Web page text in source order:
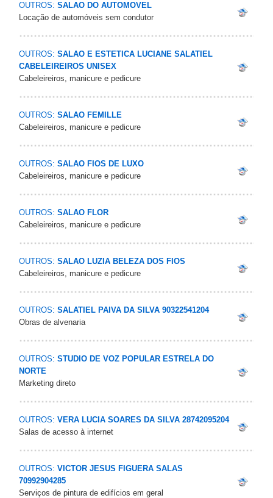
OUTROS: SALAO DO AUTOMOVEL
Locação de automóveis sem condutor
OUTROS: SALAO E ESTETICA LUCIANE SALATIEL
CABELEIREIROS UNISEX
Cabeleireiros, manicure e pedicure
OUTROS: SALAO FEMILLE
Cabeleireiros, manicure e pedicure
OUTROS: SALAO FIOS DE LUXO
Cabeleireiros, manicure e pedicure
OUTROS: SALAO FLOR
Cabeleireiros, manicure e pedicure
OUTROS: SALAO LUZIA BELEZA DOS FIOS
Cabeleireiros, manicure e pedicure
OUTROS: SALATIEL PAIVA DA SILVA 90322541204
Obras de alvenaria
OUTROS: STUDIO DE VOZ POPULAR ESTRELA DO
NORTE
Marketing direto
OUTROS: VERA LUCIA SOARES DA SILVA 28742095204
Salas de acesso à internet
OUTROS: VICTOR JESUS FIGUERA SALAS
70992904285
Serviços de pintura de edifícios em geral